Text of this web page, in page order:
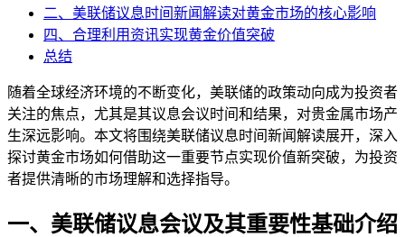
二、美联储议息时间新闻解读对黄金市场的核心影响
四、合理利用资讯实现黄金价值突破
总结
随着全球经济环境的不断变化，美联储的政策动向成为投资者
关注的焦点，尤其是其议息会议时间和结果，对贵金属市场产
生深远影响。本文将围绕美联储议息时间新闻解读展开，深入
探讨黄金市场如何借助这一重要节点实现价值新突破，为投资
者提供清晰的市场理解和选择指导。
一、美联储议息会议及其重要性基础介绍